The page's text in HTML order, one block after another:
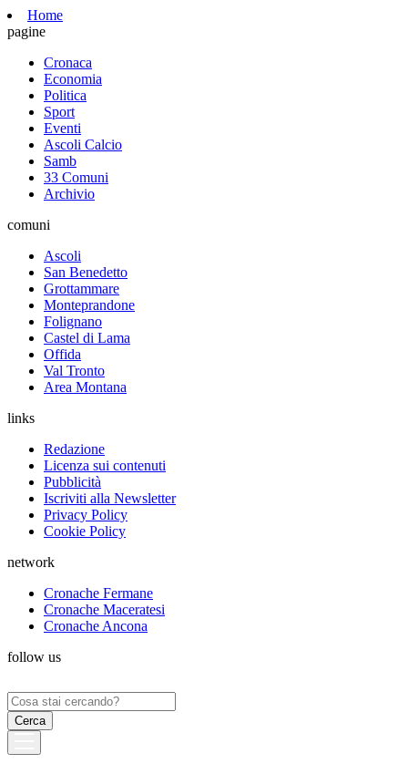
Home
pagine
Cronaca
Economia
Politica
Sport
Eventi
Ascoli Calcio
Samb
33 Comuni
Archivio
comuni
Ascoli
San Benedetto
Grottammare
Monteprandone
Folignano
Castel di Lama
Offida
Val Tronto
Area Montana
links
Redazione
Licenza sui contenuti
Pubblicità
Iscriviti alla Newsletter
Privacy Policy
Cookie Policy
network
Cronache Fermane
Cronache Maceratesi
Cronache Ancona
follow us
Ricerca
per: